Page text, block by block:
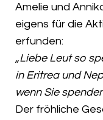
Amelie und
eigens für die
erfunden:
„Liebe Leut so
in Eritrea und
wenn Sie
Der fröhliche